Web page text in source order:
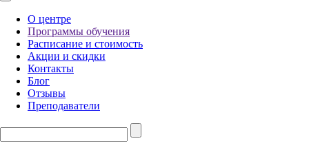
О центре
Программы обучения
Расписание и стоимость
Акции и скидки
Контакты
Блог
Отзывы
Преподаватели